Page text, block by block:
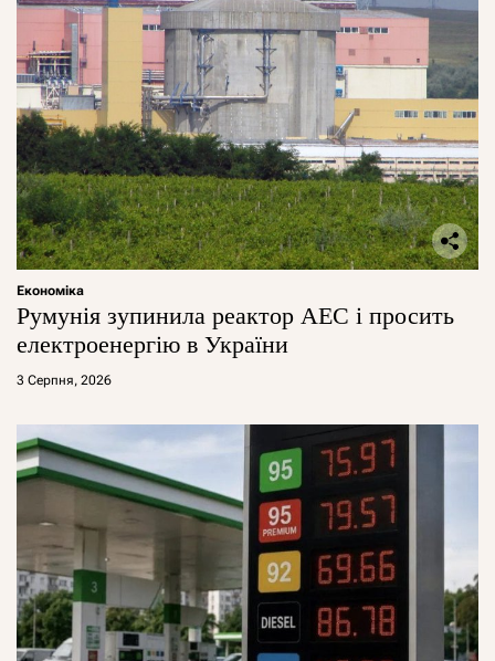
Економіка
Румунія зупинила реактор АЕС і просить
електроенергію в України
3 Серпня, 2026